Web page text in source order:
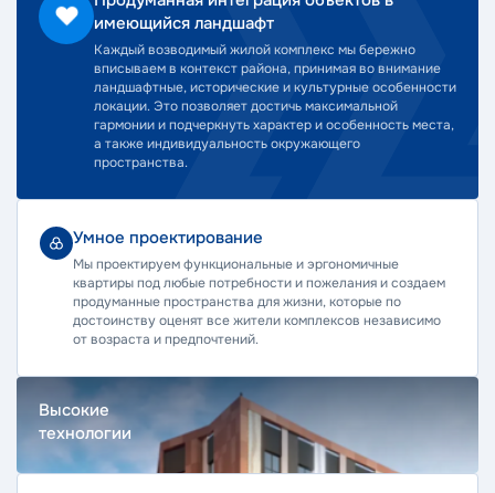
имеющийся ландшафт
Каждый возводимый жилой комплекс мы бережно
вписываем в контекст района, принимая во внимание
ландшафтные, исторические и культурные особенности
локации. Это позволяет достичь максимальной
гармонии и подчеркнуть характер и особенность места,
а также индивидуальность окружающего
пространства.
Умное проектирование
Мы проектируем функциональные и эргономичные
квартиры под любые потребности и пожелания и создаем
продуманные пространства для жизни, которые по
достоинству оценят все жители комплексов независимо
от возраста и предпочтений.
Высокие
технологии